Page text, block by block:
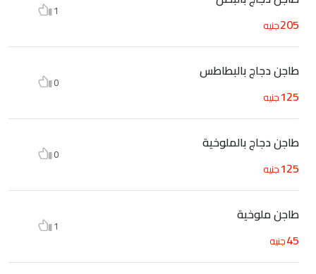
205جنيه
1
طاجن دجاج بالبطاطس
125جنيه
0
طاجن دجاج بالملوخية
125جنيه
0
طاجن ملوخية
45جنيه
1